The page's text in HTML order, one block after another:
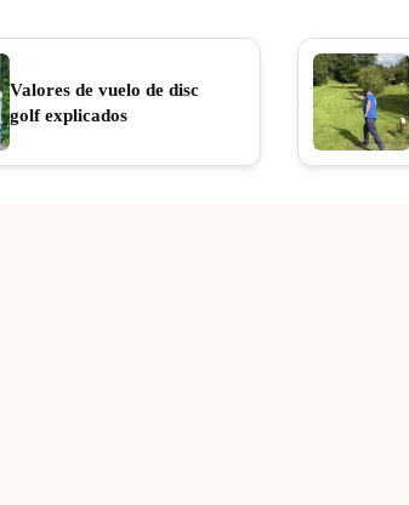
Valores de vuelo de disc
golf explicados